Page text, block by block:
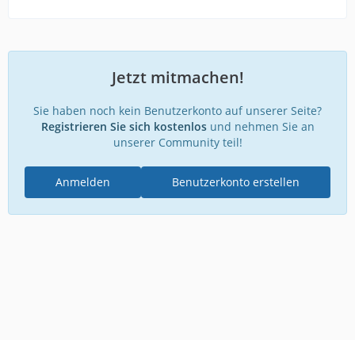
Jetzt mitmachen!
Sie haben noch kein Benutzerkonto auf unserer Seite?
Registrieren Sie sich kostenlosund nehmen Sie an
unserer Community teil!
Benutzerkonto erstellen
Anmelden